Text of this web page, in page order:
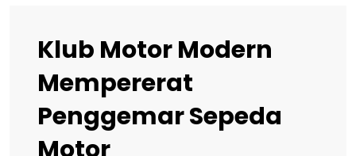
Klub Motor Modern
Mempererat
Penggemar Sepeda